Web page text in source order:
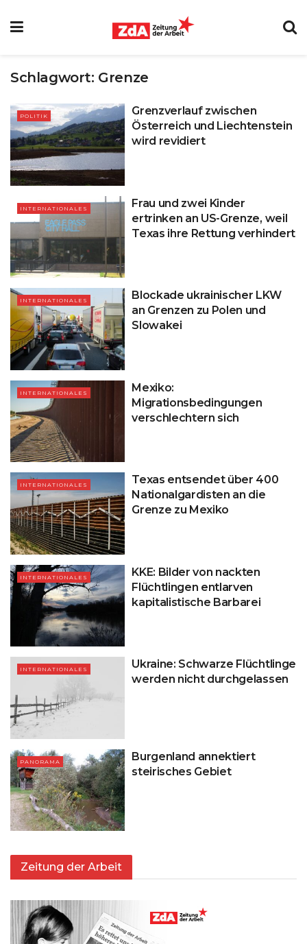
Schlagwort: Grenze
POLITIK
Grenzverlauf zwischen
Österreich und Liechtenstein
wird revidiert
INTERNATIONALES
Frau und zwei Kinder
ertrinken an US-Grenze, weil
Texas ihre Rettung verhindert
INTERNATIONALES
Blockade ukrainischer LKW
an Grenzen zu Polen und
Slowakei
INTERNATIONALES
Mexiko:
Migrationsbedingungen
verschlechtern sich
INTERNATIONALES
Texas entsendet über 400
Nationalgardisten an die
Grenze zu Mexiko
INTERNATIONALES
KKE: Bilder von nackten
Flüchtlingen entlarven
kapitalistische Barbarei
INTERNATIONALES
Ukraine: Schwarze Flüchtlinge
werden nicht durchgelassen
PANORAMA
Burgenland annektiert
steirisches Gebiet
Zeitung der Arbeit